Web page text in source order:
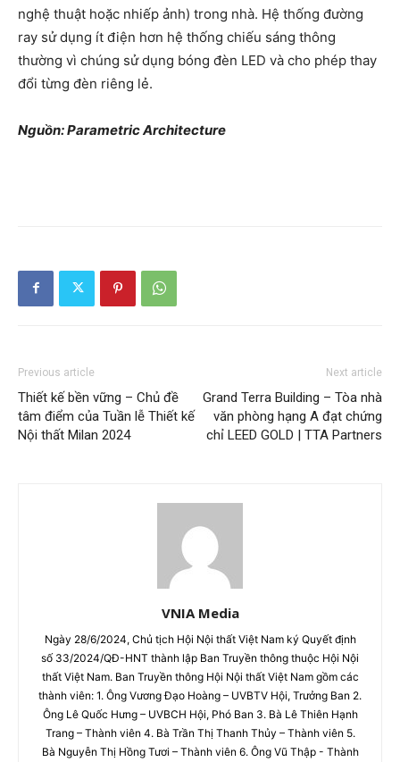
nghệ thuật hoặc nhiếp ảnh) trong nhà. Hệ thống đường
ray sử dụng ít điện hơn hệ thống chiếu sáng thông
thường vì chúng sử dụng bóng đèn LED và cho phép thay
đổi từng đèn riêng lẻ.
Nguồn: Parametric Architecture
Previous article
Thiết kế bền vững – Chủ đề
tâm điểm của Tuần lễ Thiết kế
Nội thất Milan 2024
Next article
Grand Terra Building – Tòa nhà
văn phòng hạng A đạt chứng
chỉ LEED GOLD | TTA Partners
VNIA Media
Ngày 28/6/2024, Chủ tịch Hội Nội thất Việt Nam ký Quyết định
số 33/2024/QĐ-HNT thành lập Ban Truyền thông thuộc Hội Nội
thất Việt Nam. Ban Truyền thông Hội Nội thất Việt Nam gồm các
thành viên: 1. Ông Vương Đạo Hoàng – UVBTV Hội, Trưởng Ban 2.
Ông Lê Quốc Hưng – UVBCH Hội, Phó Ban 3. Bà Lê Thiên Hạnh
Trang – Thành viên 4. Bà Trần Thị Thanh Thủy – Thành viên 5.
Bà Nguyễn Thị Hồng Tươi – Thành viên 6. Ông Vũ Thập - Thành